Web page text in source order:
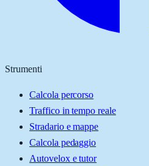
Strumenti
Calcola percorso
Traffico in tempo reale
Stradario e mappe
Calcola pedaggio
Autovelox e tutor